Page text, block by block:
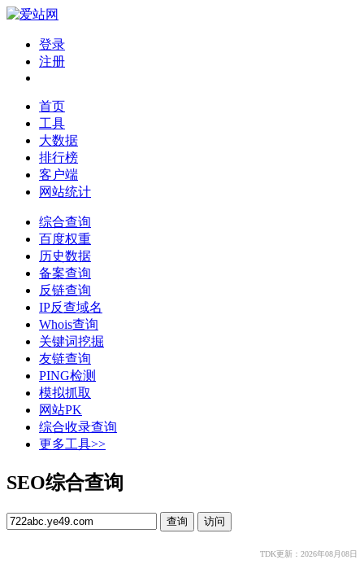
登录
注册
首页
工具
大数据
排行榜
客户端
网站统计
综合查询
百度权重
历史数据
备案查询
反链查询
IP反查域名
Whois查询
关键词挖掘
友链查询
PING检测
模拟抓取
网站PK
综合收录查询
更多工具>>
SEO综合查询
TDK更新：2026年08月08日